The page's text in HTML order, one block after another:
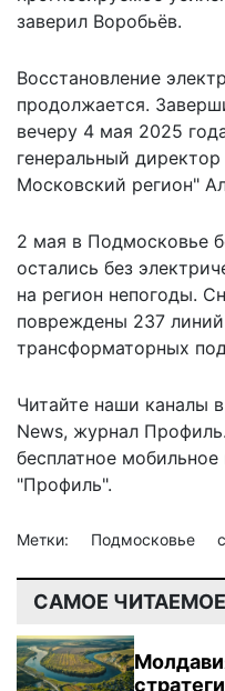
заверил Воробьёв.
Восстановление
продолжается.
вечеру 4 мая 2025
генеральный
Московский регион"
2 мая в Подмосковье
остались без
на регион непогоды.
повреждены 237
трансформаторных
Читайте наши каналы в
News, журнал Профиль
бесплатное мобильное
"Профиль".
Метки: Подмосковье
САМОЕ ЧИТАЕМОЕ